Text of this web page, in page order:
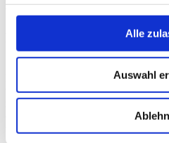
Alle
Auswahl
Recht auf
Einwilligung oder in Erfüllung eines
verarbeiten, an sich oder an einen
maschinenlesbaren Format
direkte Übertragung der Daten an
verlangen, erfolgt dies nur, soweit